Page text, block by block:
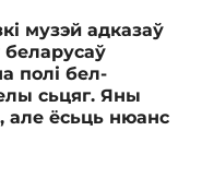
музэй адказаў
беларусаў
полі бел-
сьцяг. Яны
але ёсьць нюанс